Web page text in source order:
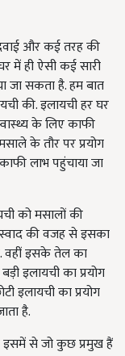
और कई तरह की
में ही ऐसी कई सारी
जा सकता है. हम बात
की. इलायची हर घर
के लिए काफी
के तौर पर प्रयोग
लाभ पहुंचाया जा
को मसालों की
की वजह से इसका
वहीं इसके तेल का
इलायची का प्रयोग
इलायची का प्रयोग
है.
से जो कुछ प्रमुख हैं